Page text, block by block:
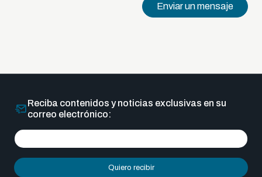
Enviar un mensaje
Reciba contenidos y noticias exclusivas en su
correo electrónico:
Quiero recibir